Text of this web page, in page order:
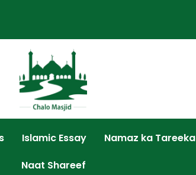
Islamic Essay Namaz ka Tareeka
Naat Shareef